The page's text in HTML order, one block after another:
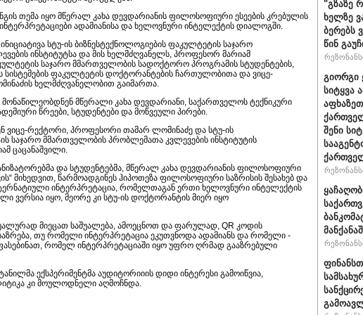
თემა იყო მწერალ კახა დევდარიანის ფილოსოფიური ესეების კრებულის
ადამიანისა და ხელოვნური ინტელექტის დიალოგში.
სტუ-ის ბიზნესტექნოლოგიების ფაკულტეტის საჯარო
ინსტიტუტსა და მის ხელმძღვანელს, პროფესორ მარიამ
საჯარო მმართველობის სადოქტორო პროგრამის სტუდენტების,
სისტემების ფაკულტეტის დოქტორანტების ჩართულობითა და ვიცე-
ხელმძღვანელობით გაიმართა.
მწერალი კახა დევდარიანი, საქართველოს ტექნიკური
წრეები, სტუდენტები და მოწვეული პირები.
ვიცე-რექტორი, პროფესორი თამარ ლომინაძე და სტუ-ის
საჯარო მმართველობის პრობლემათა კვლევების ინსტიტუტის
ცაცანაშვილი.
და სტუდენტებმა, მწერალ კახა დევდარიანის ფილოსოფიური
მიხედვით, წარმოადგინეს ჰიპოთეზა ფილოსოფიური საზრისის შესახებ და
ინტერპრეტაცია, რომელთაგან ერთი ხელოვნური ინტელექტის
ვერსია იყო, მეორე კი სტუ-ის დოქტორანტის მიერ იყო
მიეცათ საშუალება, ამოეცნოთ და ფარულად, QR კოდის
თუ რომელი ინტერპრეტაცია ეკუთვნოდა ადამიანს და რომელი -
რომელ ინტერპრეტაციაში იყო უფრო ღრმად გააზრებული
ექსპერიმენტმა აუდიტორიიის დიდი ინტერესი გამოიწვია,
კი მოულოდნელი აღმოჩნდა.
"გზაზე
ხელზე
ბერებს
წინ
გიორგი
სიტყვა
შენი